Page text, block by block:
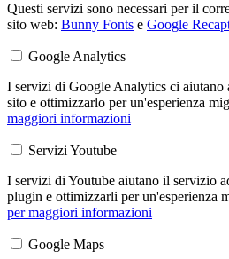
Questi servizi sono necessari per il
sito web: Bunny Fonts e Google
Google Analytics
I servizi di Google Analytics ci aiutano
sito e ottimizzarlo per un'esperienza
maggiori informazioni
Servizi Youtube
I servizi di Youtube aiutano il servizio
plugin e ottimizzarli per un'esperienza
per maggiori informazioni
Google Maps